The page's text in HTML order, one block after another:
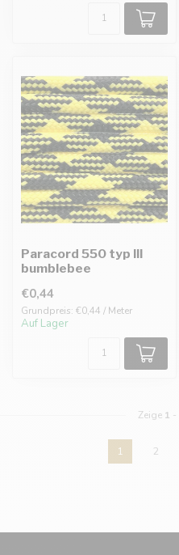
Paracord 550 typ III
bumblebee
€0,44
Grundpreis: €0,44 / Meter
Auf Lager
Zeige 1 -
1 2